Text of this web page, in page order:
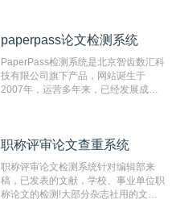
非。其次，相对于知网而言，万方检测
重的推荐系统。
paperpass论文检测系统
PaperPass检测系统是北京智齿数汇科
技有限公司旗下产品，网站诞生于
2007年，运营多年来，已经发展成为
检测速度快、精度高，市场反映良好。
职称评审论文查重系统
职称评审论文检测系统针对编辑部来
稿，已发表的文献，学校、事业单位职
称论文的检测!大部分杂志社用的文献